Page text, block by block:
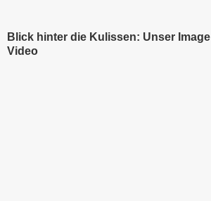
Blick hinter die Kulissen: Unser Image
Video